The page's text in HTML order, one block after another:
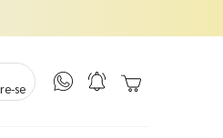
se